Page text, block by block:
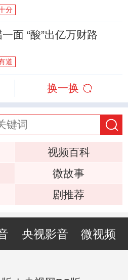
分
面 “酸”出亿万财路
道
换一换
视频百科
微故事
剧推荐
央视影音 微视频